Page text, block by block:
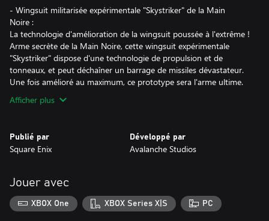
- Wingsuit militarisée expérimentale "Skystriker" de la Main
Noire :
La technologie d'amélioration de la wingsuit poussée à l'extrême !
Arme secrète de la Main Noire, cette wingsuit expérimentale
"Skystriker" dispose d'une technologie de propulsion et de
tonneaux, et peut déchaîner un barrage de missiles dévastateur.
Une fois amélioré au maximum, ce prototype sera l'arme ultime.
Afficher plus
Publié par
Square Enix
Développé par
Avalanche Studios
Jouer avec
XBOX One XBOX Series X|S PC